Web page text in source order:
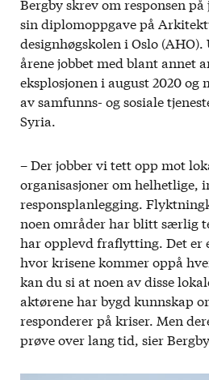
sin diplomoppgave på
designhøgskolen i Oslo
årene jobbet med blant annet
eksplosjonen i august 2020 og
av samfunns- og sosiale
Syria.
– Der jobber vi tett opp mot
organisasjoner om helhetlige,
responsplanlegging.
noen områder har blitt særlig
har opplevd fraflytting. Det er
hvor krisene kommer oppå
kan du si at noen av disse
aktørene har bygd kunnskap
responderer på kriser. Men
prøve over lang tid, sier